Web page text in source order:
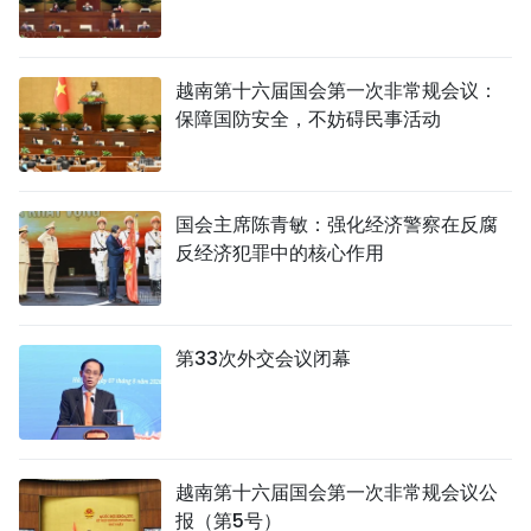
越南第十六届国会第一次非常规会议：
保障国防安全，不妨碍民事活动
国会主席陈青敏：强化经济警察在反腐
反经济犯罪中的核心作用
第33次外交会议闭幕
越南第十六届国会第一次非常规会议公
报（第5号）